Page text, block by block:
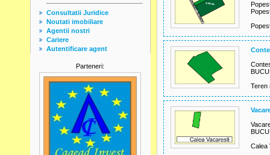
Consultatii Juridice
Noutati imobiliare
Agentii nostri
Cariere
Autentificare agent
Parteneri:
Teren
Calea